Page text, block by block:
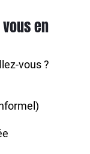
en
vous ?